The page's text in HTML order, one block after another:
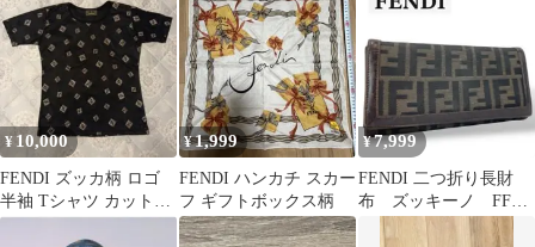
イ S8088
¥ 10,000
FENDI ズッカ柄 ロゴ
半袖 Tシャツ カットソ
ー ブラック
¥1,999
FENDI ハンカチ スカー
フ ギフトボックス柄
¥7,999
FENDI 二つ折り長財
布 ズッキーノ FFロ
ゴ カーキ キャンバ